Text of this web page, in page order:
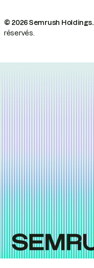
© 2026 Semrush Holdings.
réservés.